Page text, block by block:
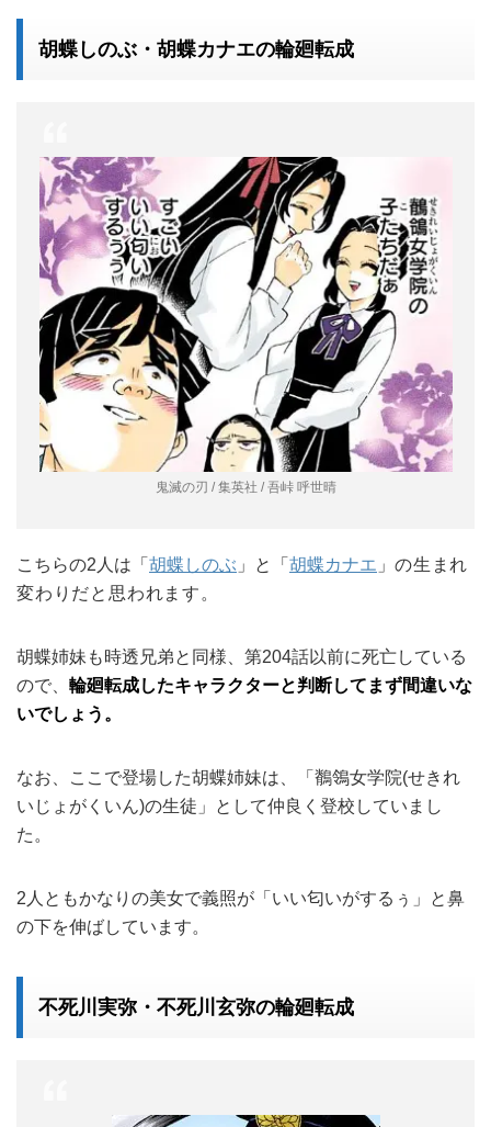
胡蝶しのぶ・胡蝶カナエの輪廻転成
鬼滅の刃 / 集英社 / 吾峠 呼世晴
こちらの2人は「 胡蝶しのぶ 」と「 胡蝶カナエ 」 の生まれ
変わりだと思われます。
胡蝶姉妹も時透兄弟と同様、第204話以前に死亡している
ので、 輪廻転成したキャラクターと判断してまず間違いな
いでしょう。
なお、ここで登場した胡蝶姉妹は、「鶺鴒女学院(せきれ
いじょがくいん)の生徒」として仲良く登校していまし
た。
2人ともかなりの美女で義照が「いい匂いがするぅ」と鼻
の下を伸ばしています。
不死川実弥・不死川玄弥の輪廻転成